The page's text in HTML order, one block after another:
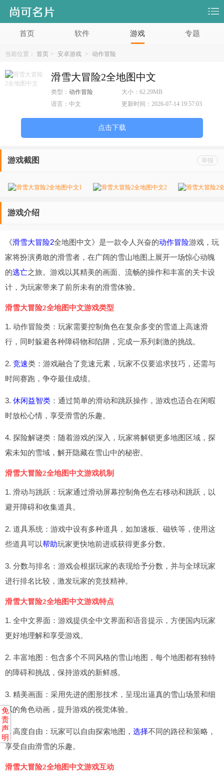
首页 软件 游戏 专题
当前位置： 首页 > 安卓游戏 > 动作冒险
滑雪大冒险2全地图中文
类型： 动作冒险 大小：62.29MB
语言： 中文 更新时间：2026-07-14 19:57:03
点击下载
举报
游戏截图
游戏介绍
《滑雪大冒险2全地图中文》是一款令人兴奋的动作冒险游戏，玩
家将扮演勇敢的滑雪者，在广阔的雪山地图上展开一场惊心动魄
的逃亡之旅。游戏以其精美的画面、流畅的操作和丰富的关卡设
计，为玩家带来了前所未有的滑雪体验。
滑雪大冒险2全地图中文游戏类型
1. 动作冒险类：玩家需要控制角色在复杂多变的雪道上高速滑
行，同时躲避各种障碍物和陷阱，完成一系列刺激的挑战。
2. 竞速类：游戏融合了竞速元素，玩家不仅要追求技巧，还需与
时间赛跑，争夺最佳成绩。
3. 休闲益智类 ：通过简单的滑动和跳跃操作，游戏也适合在闲暇
时放松心情，享受滑雪的乐趣。
4. 探险解谜类：随着游戏的深入，玩家将解锁更多地图区域，探
索未知的雪域，解开隐藏在雪山中的秘密。
滑雪大冒险2全地图中文游戏机制
1. 滑动与跳跃：玩家通过滑动屏幕控制角色左右移动和跳跃，以
避开障碍和收集道具。
2. 道具系统：游戏中设有多种道具，如加速板、磁铁等，使用这
些道具可以帮助玩家更快地前进或获得更多分数。
3. 分数与排名：游戏会根据玩家的表现给予分数，并与全球玩家
进行排名比较，激发玩家的竞技精神。
滑雪大冒险2全地图中文游戏特点
1. 全中文界面：游戏提供全中文界面和语音提示，方便国内玩家
更好地理解和享受游戏。
2. 丰富地图：包含多个不同风格的雪山地图，每个地图都有独特
的障碍和挑战，保持游戏的新鲜感。
3. 精美画面：采用先进的图形技术，呈现出逼真的雪山场景和细
腻的角色动画，提升游戏的视觉体验。
4. 高度自由：玩家可以自由探索地图， 选择不同的路径和策略，
享受自由滑雪的乐趣。
滑雪大冒险2全地图中文游戏互动
免
责
声
明